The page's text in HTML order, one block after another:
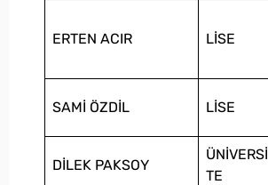
ERTEN ACIR LİSE
SAMİ ÖZDİL LİSE
DİLEK PAKSOY
ÜNİVERSİ
TE